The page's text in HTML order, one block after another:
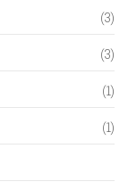
(3)
(3)
(1)
(1)